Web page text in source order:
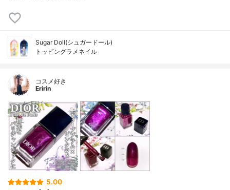
Sugar Doll(シュガードール)
トッピングラメネイル
コスメ好き
Eririn
5.00